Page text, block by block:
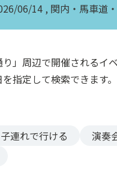
06/14 関内・馬車道
り」周辺で開催される
指定して検索できます。
子連れで行ける 演奏